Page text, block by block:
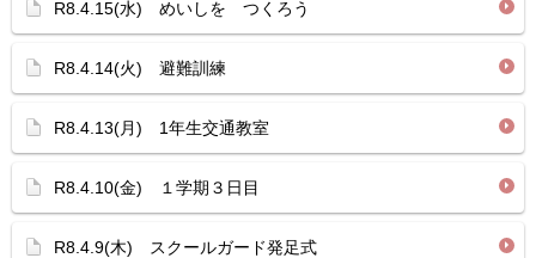
R8.4.15(水) めいしを つくろう
R8.4.14(火) 避難訓練
R8.4.13(月) 1年生交通教室
R8.4.10(金) １学期３日目
R8.4.9(木) スクールガード発足式